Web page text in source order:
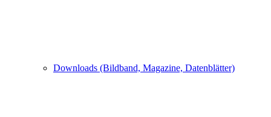
Downloads (Bildband, Magazine, Datenblätter)